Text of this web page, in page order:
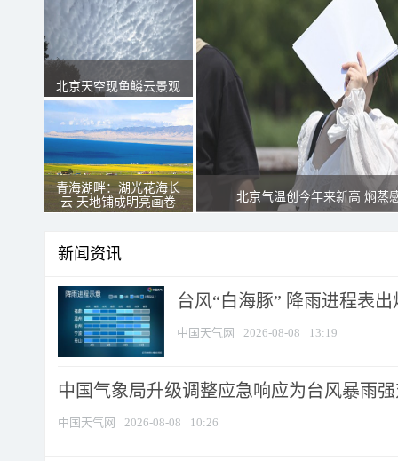
北京天空现鱼鳞云景观
青海湖畔：湖光花海长
云 天地铺成明亮画卷
北京气温创今年来新高 焖蒸
新闻资讯
台风“白海豚” 降雨进程表
中国天气网 2026-08-08 13:19
中国气象局升级调整应急响应为台风暴雨
中国天气网 2026-08-08 10:26